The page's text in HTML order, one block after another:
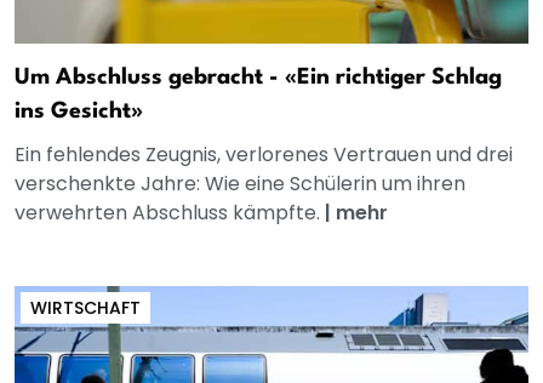
Um Abschluss gebracht - «Ein richtiger Schlag
ins Gesicht»
Ein fehlendes Zeugnis, verlorenes Vertrauen und drei
verschenkte Jahre: Wie eine Schülerin um ihren
verwehrten Abschluss kämpfte. | mehr
WIRTSCHAFT